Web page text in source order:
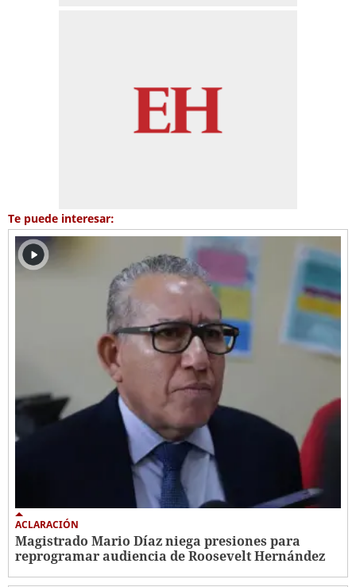
Te puede interesar:
ACLARACIÓN
Magistrado Mario Díaz niega presiones para
reprogramar audiencia de Roosevelt Hernández